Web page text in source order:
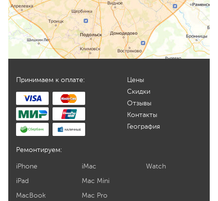
Принимаем к оплате:
Цены
Скидки
Отзывы
Контакты
География
Ремонтируем:
iPhone
iPad
MacBook
iMac
Mac Mini
Mac Pro
Watch